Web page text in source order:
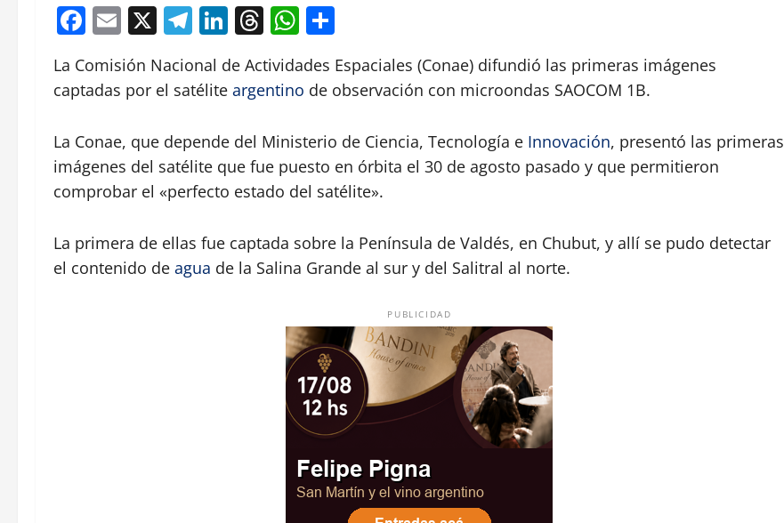
Facebook
Email
X Telegram
LinkedIn
Threads
WhatsApp
La Comisión Nacional de Actividades Espaciales (Conae) difundió las primeras imágenes
captadas por el satélite argentino de observación con microondas SAOCOM 1B.
La Conae, que depende del Ministerio de Ciencia, Tecnología e Innovación, presentó las primeras
imágenes del satélite que fue puesto en órbita el 30 de agosto pasado y que permitieron
comprobar el «perfecto estado del satélite».
La primera de ellas fue captada sobre la Península de Valdés, en Chubut, y allí se pudo detectar
el contenido de agua de la Salina Grande al sur y del Salitral al norte.
PUBLICIDAD